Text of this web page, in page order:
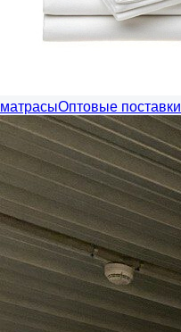
матрасыОптовые поставки